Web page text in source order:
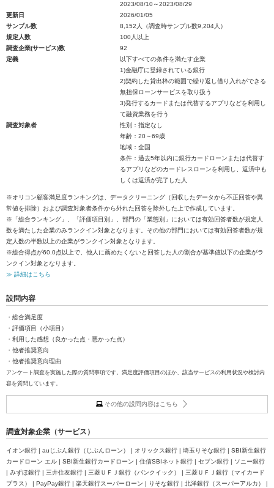
2023/08/10～2023/08/29
更新日
2026/01/05
サンプル数
8,152人（調査時サンプル数9,204人）
規定人数
100人以上
調査企業(サービス)数
92
定義
以下すべての条件を満たす企業
1)金融庁に登録されている銀行
2)契約した貸出枠の範囲で繰り返し借り入れができる
無担保ローンサービスを取り扱う
3)発行するカードまたは代替するアプリなどを利用し
て融資業務を行う
調査対象者
性別：指定なし
年齢：20～69歳
地域：全国
条件：過去5年以内に銀行カードローンまたは代替す
るアプリなどのカードレスローンを利用し、返済中も
しくは返済が完了した人
※オリコン顧客満足度ランキングは、データクリーニング（回収したデータから不正回答や異
常値を排除）および調査対象者条件から外れた回答を除外した上で作成しています。
※「総合ランキング」、「評価項目別」、部門の「業態別」においては有効回答者数が規定人
数を満たした企業のみランクイン対象となります。その他の部門においては有効回答者数が規
定人数の半数以上の企業がランクイン対象となります。
※総合得点が60.0点以上で、他人に薦めたくないと回答した人の割合が基準値以下の企業がラ
ンクイン対象となります。
≫ 詳細はこちら
設問内容
・総合満足度
・評価項目（小項目）
・利用した感想（良かった点・悪かった点）
・他者推奨意向
・他者推奨意向理由
アンケート調査を実施した際の質問事項です。満足度評価項目のほか、該当サービスの利用状況や検討内
容を質問しています。
その他の設問内容はこちら
調査対象企業（サービス）
イオン銀行 | auじぶん銀行（じぶんローン） | オリックス銀行 | 埼玉りそな銀行 | SBI新生銀行
カードローン エル | SBI新生銀行カードローン | 住信SBIネット銀行 | セブン銀行 | ソニー銀行
| みずほ銀行 | 三井住友銀行 | 三菱ＵＦＪ銀行（バンクイック） | 三菱ＵＦＪ銀行（マイカード
プラス） | PayPay銀行 | 楽天銀行スーパーローン | りそな銀行 | 北洋銀行（スーパーアルカ） |